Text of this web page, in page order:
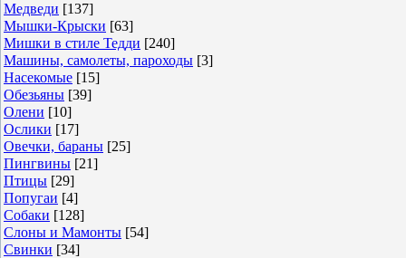
Медведи [137]
Мышки-Крыски [63]
Мишки в стиле Тедди [240]
Машины, самолеты, пароходы [3]
Насекомые [15]
Обезьяны [39]
Олени [10]
Ослики [17]
Овечки, бараны [25]
Пингвины [21]
Птицы [29]
Попугаи [4]
Собаки [128]
Слоны и Мамонты [54]
Свинки [34]